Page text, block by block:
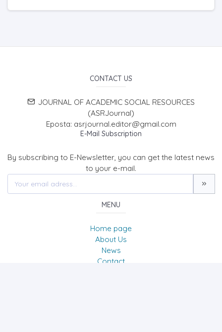
CONTACT US
JOURNAL OF ACADEMIC SOCIAL RESOURCES
(ASRJournal)
Eposta: asrjournal.editor@gmail.com
E-Mail Subscription
By subscribing to E-Newsletter, you can get the latest news
to your e-mail.
MENU
Home page
About Us
News
Contact